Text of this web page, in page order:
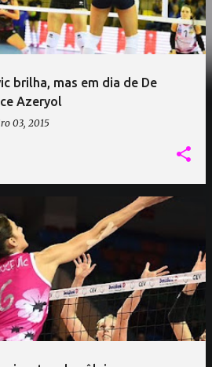
brilha, mas em dia de De
Azeryol
03, 2015